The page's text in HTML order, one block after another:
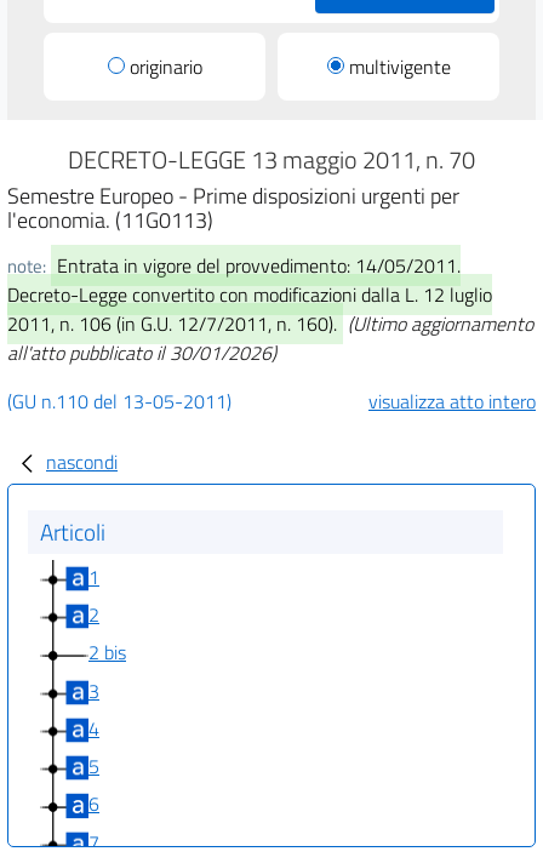
originario multivigente
DECRETO-LEGGE 13 maggio 2011, n. 70
Semestre Europeo - Prime disposizioni urgenti per
l'economia. (11G0113)
note: Entrata in vigore del provvedimento: 14/05/2011.
Decreto-Legge convertito con modificazioni dalla L. 12 luglio
2011, n. 106 (in G.U. 12/7/2011, n. 160). (Ultimo aggiornamento
all'atto pubblicato il 30/01/2026)
(GU n.110 del 13-05-2011)
visualizza atto intero
nascondi
Articoli
1
2
2 bis
3
4
5
6
7